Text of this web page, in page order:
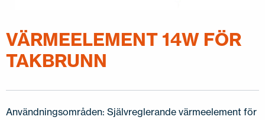
VÄRMEELEMENT 14W FÖR
TAKBRUNN
Användningsområden: Självreglerande värmeelement för